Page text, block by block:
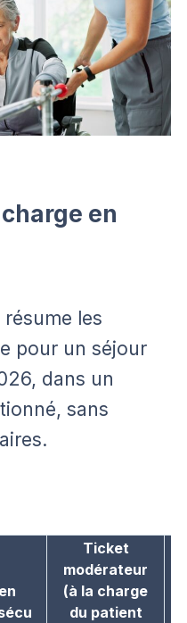
en
les
pour un séjour
dans un
sans
Ticket
modérateur
(à la charge
du patient